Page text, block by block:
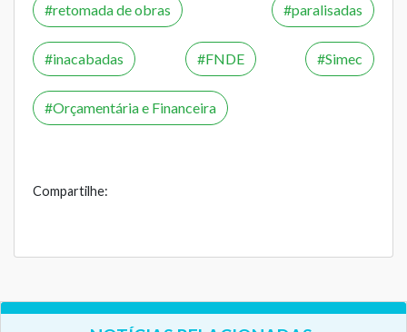
retomada de obras paralisadas
inacabadas FNDE Simec
Orçamentária e Financeira
Compartilhe: